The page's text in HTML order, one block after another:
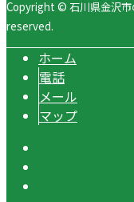
Copyright © 石川県金沢市
reserved.
ホーム
電話
メール
マップ